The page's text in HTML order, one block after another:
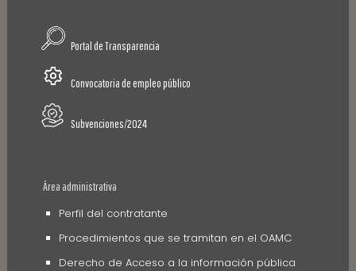
Portal de Transparencia
Convocatoria de empleo público
Subvenciones/2024
Área administrativa
Perfil del contratante
Procedimientos que se tramitan en el OAMC
Derecho de Acceso a la información pública